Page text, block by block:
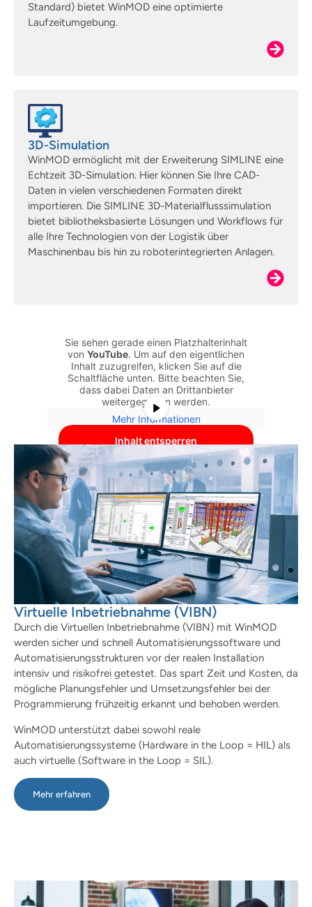
Standard) bietet WinMOD eine optimierte
Laufzeitumgebung.
3D-Simulation
WinMOD ermöglicht mit der Erweiterung SIMLINE eine
Echtzeit 3D-Simulation. Hier können Sie Ihre CAD-
Daten in vielen verschiedenen Formaten direkt
importieren. Die SIMLINE 3D-Materialflusssimulation
bietet bibliotheksbasierte Lösungen und Workflows für
alle Ihre Technologien von der Logistik über
Maschinenbau bis hin zu roboterintegrierten Anlagen.
Sie sehen gerade einen Platzhalterinhalt
von YouTube. Um auf den eigentlichen
Inhalt zuzugreifen, klicken Sie auf die
Schaltfläche unten. Bitte beachten Sie,
dass dabei Daten an Drittanbieter
weitergegeben werden.
Mehr Informationen
Inhalt entsperren
Erforderlichen Service akzeptieren
und Inhalte entsperren
Virtuelle Inbetriebnahme (VIBN)
Durch die Virtuellen Inbetriebnahme (VIBN) mit WinMOD
werden sicher und schnell Automatisierungssoftware und
Automatisierungsstrukturen vor der realen Installation
intensiv und risikofrei getestet. Das spart Zeit und Kosten, da
mögliche Planungsfehler und Umsetzungsfehler bei der
Programmierung frühzeitig erkannt und behoben werden.
WinMOD unterstützt dabei sowohl reale
Automatisierungssysteme (Hardware in the Loop = HIL) als
auch virtuelle (Software in the Loop = SIL).
Mehr erfahren